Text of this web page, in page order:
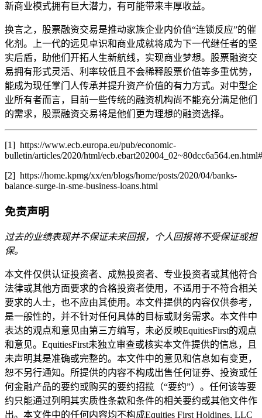
新商业模式拥有巨大潜力，有可能带来丰厚收益。
换言之，股票融资交易是推动家族企业内价值“连锁反应”的催
化剂。上一代的远见卓识和商业成就将成为下一代继任者的坚
实后盾，助他们开拓人生新航线，实现商业梦想。股票融资交
易拥有形式灵活、利率较低且不会稀释股票价值等多重优势，
能成为现任掌门人传承并提升资产价值的有力方式。对中型企
业所有者而言，目前一些传统的融资机构尚不能充分满足他们
的需求，股票融资交易将是他们更为理想的融资选择。
[1] https://www.ecb.europa.eu/pub/economic-
bulletin/articles/2020/html/
[2] https://home.kpmg/xx/en/blogs/home/posts/2020/04/banks-
balance-surge-in-sme-business-loans.html
免责声明
过去的业绩表现并不保证未来回报，个人回报将不受保证或担
保。
本文件仅供认证投资者、成熟投资者、专业投资者或其他符合
法律或其他方面要求的合格投资者使用，不适用于不符合相关
要求的人士，也不应由其使用。本文件提供的内容仅供参考，
是一般性的，并不针对任何具体的目标或财务需求。本文件中
表达的观点和意见由第三方编写，未必反映EquitiesFirst的观点
和意见。EquitiesFirst未独立审查或核实本文件提供的信息，且
未声明其是准确或完整的。本文件中的意见和信息如有变更，
恕不另行通知。所提供的内容不构成出售任何证券、投资或任
何金融产品的要约或购买的要约招揽（“要约”）。任何该等要
约只能通过列明其实质性条款和条件的相关要约或其他文件作
出。本文件中的任何内容均不构成Equities First Holdings, LLC